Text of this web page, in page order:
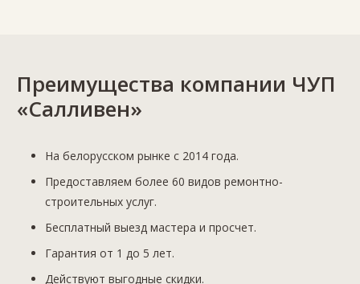
Преимущества компании ЧУП
«Салливен»
На белорусском рынке с 2014 года.
Предоставляем более 60 видов ремонтно-
строительных услуг.
Бесплатный выезд мастера и просчет.
Гарантия от 1 до 5 лет.
Действуют выгодные скидки.